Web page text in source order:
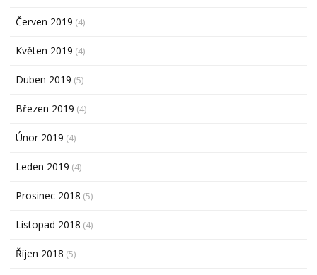
Červen 2019 (4)
Květen 2019 (4)
Duben 2019 (5)
Březen 2019 (4)
Únor 2019 (4)
Leden 2019 (4)
Prosinec 2018 (5)
Listopad 2018 (4)
Říjen 2018 (5)